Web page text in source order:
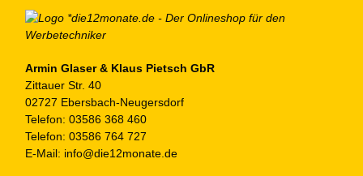
Armin Glaser & Klaus Pietsch GbR
Zittauer Str. 40
02727 Ebersbach-Neugersdorf
Telefon: 03586 368 460
Telefon: 03586 764 727
E-Mail: info@die12monate.de